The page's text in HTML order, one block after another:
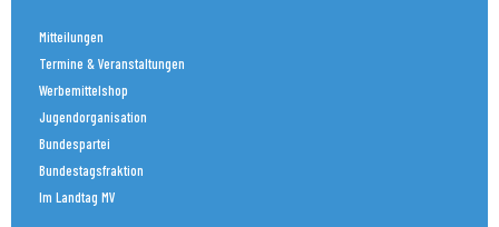
Mitteilungen
Termine & Veranstaltungen
Werbemittelshop
Jugendorganisation
Bundespartei
Bundestagsfraktion
Im Landtag MV